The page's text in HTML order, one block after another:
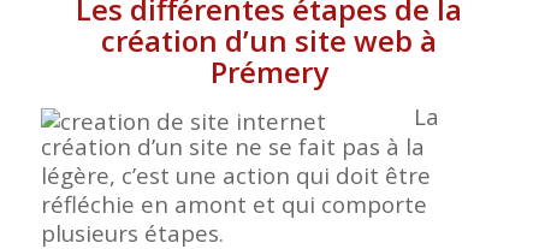
Les différentes étapes de la
création d’un site web à
Prémery
La
création d’un site ne se fait pas à la
légère, c’est une action qui doit être
réfléchie en amont et qui comporte
plusieurs étapes.